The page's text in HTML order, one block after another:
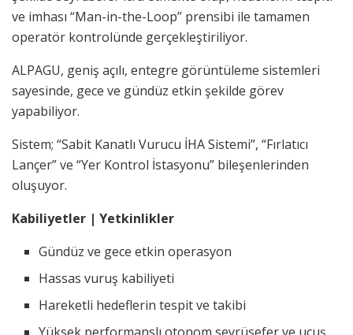
ve imhası “Man-in-the-Loop” prensibi ile tamamen
operatör kontrolünde gerçekleştiriliyor.
ALPAGU, geniş açılı, entegre görüntüleme sistemleri
sayesinde, gece ve gündüz etkin şekilde görev
yapabiliyor.
Sistem; “Sabit Kanatlı Vurucu İHA Sistemi”, “Fırlatıcı
Lançer” ve “Yer Kontrol İstasyonu” bileşenlerinden
oluşuyor.
Kabiliyetler | Yetkinlikler
Gündüz ve gece etkin operasyon
Hassas vuruş kabiliyeti
Hareketli hedeflerin tespit ve takibi